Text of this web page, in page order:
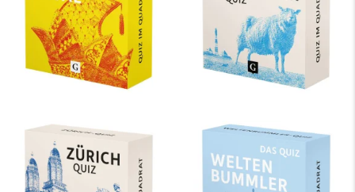
mehr Infos …
mehr Infos …
Zürich-Quiz
Weltenbummler. Das
Quiz